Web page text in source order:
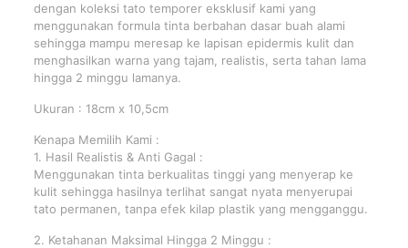
dengan koleksi tato temporer eksklusif kami yang
menggunakan formula tinta berbahan dasar buah alami
sehingga mampu meresap ke lapisan epidermis kulit dan
menghasilkan warna yang tajam, realistis, serta tahan lama
hingga 2 minggu lamanya.
Ukuran : 18cm x 10,5cm
Kenapa Memilih Kami :
1. Hasil Realistis & Anti Gagal :
Menggunakan tinta berkualitas tinggi yang menyerap ke
kulit sehingga hasilnya terlihat sangat nyata menyerupai
tato permanen, tanpa efek kilap plastik yang mengganggu.
2. Ketahanan Maksimal Hingga 2 Minggu :